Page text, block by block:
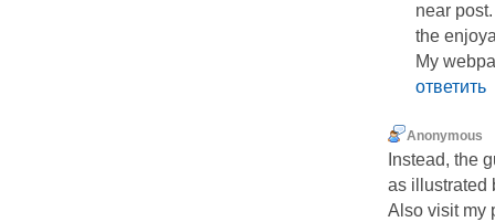
near
the
My
ответить
Anonymous
Instead, the
as illustrated
Also visit my